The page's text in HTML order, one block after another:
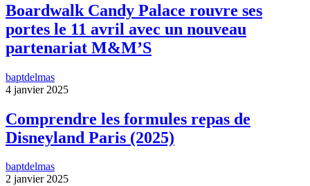
Boardwalk Candy Palace rouvre ses
portes le 11 avril avec un nouveau
partenariat M&M’S
baptdelmas
4 janvier 2025
Comprendre les formules repas de
Disneyland Paris (2025)
baptdelmas
2 janvier 2025